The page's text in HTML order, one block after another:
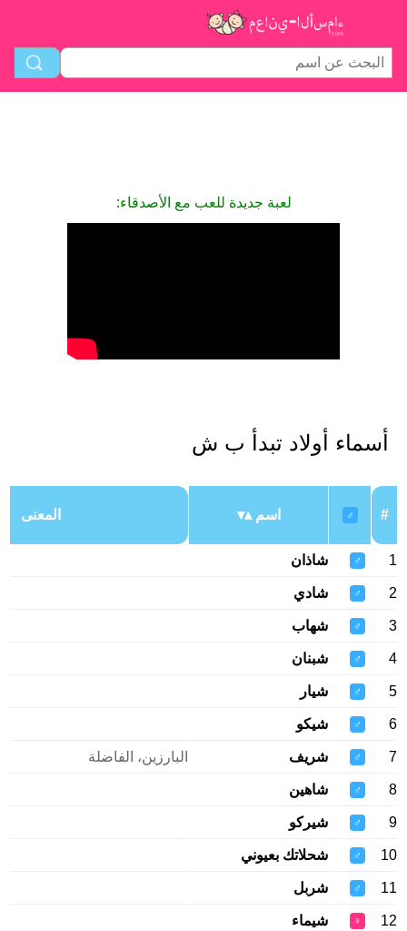
لعبة جديدة للعب مع الأصدقاء:
أسماء أولاد تبدأ ب ش
#
♂ اسم المعنى
1
♂ شاذان
2
♂ شادي
3
♂ شهاب
4
♂ شبنان
5
♂ شيار
6
♂ شيكو
7
♂ شريف البارزين، الفاضلة
8
♂ شاهين
9
♂ شيركو
10
♂ شحلاتك بعيوني
11
♂ شربل
12
♀ شيماء